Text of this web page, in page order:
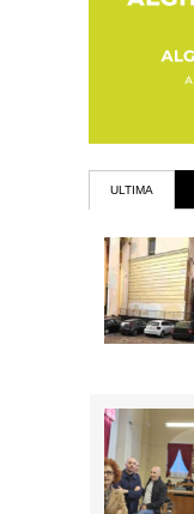
ULTIMA